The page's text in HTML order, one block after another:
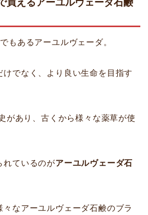
買えるアーユルヴェーダ石鹸
もあるアーユルヴェーダ。
けでなく、より良い生命を目指す
があり、古くから様々な薬草が使
れているのがアーユルヴェーダ石
々なアーユルヴェーダ石鹸のブラ